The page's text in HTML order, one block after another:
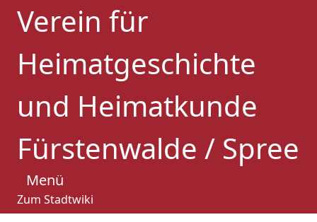
Verein für
Heimatgeschichte
und Heimatkunde
Fürstenwalde / Spree
Menü
Zum Stadtwiki